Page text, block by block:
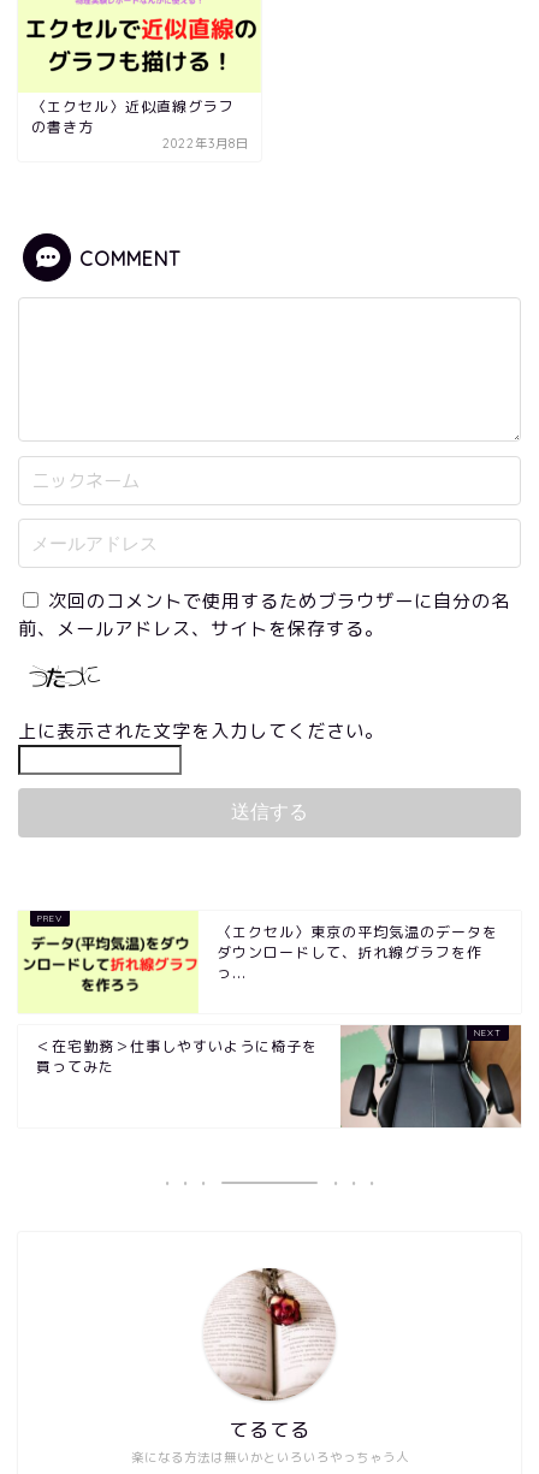
〈エクセル〉近似直線グラフ
の書き方
2022年3月8日
COMMENT
次回のコメントで使用するためブラウザーに自分の名
前、メールアドレス、サイトを保存する。
上に表示された文字を入力してください。
〈エクセル〉東京の平均気温のデータを
ダウンロードして、折れ線グラフを作
っ...
＜在宅勤務＞仕事しやすいように椅子を
買ってみた
楽になる方法は無いかといろいろやっちゃう人
てるてる